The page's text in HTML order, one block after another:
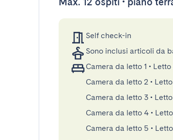
Self check-in
Sono inclusi articoli da
Camera da letto 1 •
Camera da letto 2 •
Camera da letto 3 •
Camera da letto 4 •
Camera da letto 5 •